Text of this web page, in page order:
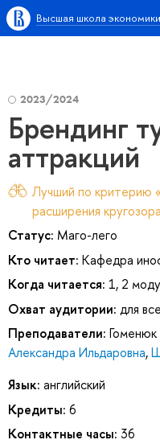
Высшая школа экономики
2023/2024
Брендинг
аттракций
Лучший по критерию
расширения
Статус: Маго-лего
Кто читает: Кафедра
Когда читается: 1, 2
Охват аудитории: для
Преподаватели: Гоменюк
Александра Ильдаровна,
Язык: английский
Кредиты: 6
Контактные часы: 36